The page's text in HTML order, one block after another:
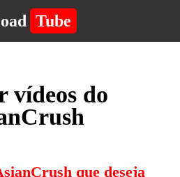
Tube
vídeos do
que deseja